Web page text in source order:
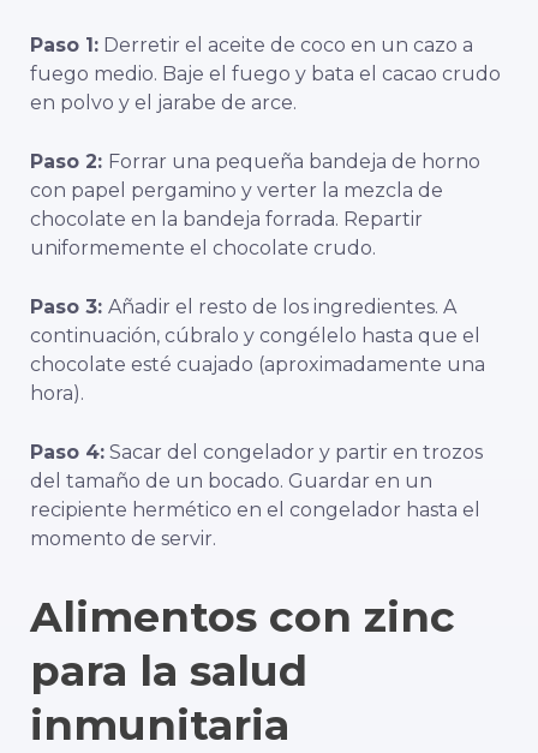
Paso 1: Derretir el aceite de coco en un cazo a
fuego medio. Baje el fuego y bata el cacao crudo
en polvo y el jarabe de arce.
Paso 2: Forrar una pequeña bandeja de horno
con papel pergamino y verter la mezcla de
chocolate en la bandeja forrada. Repartir
uniformemente el chocolate crudo.
Paso 3: Añadir el resto de los ingredientes. A
continuación, cúbralo y congélelo hasta que el
chocolate esté cuajado (aproximadamente una
hora).
Paso 4: Sacar del congelador y partir en trozos
del tamaño de un bocado. Guardar en un
recipiente hermético en el congelador hasta el
momento de servir.
Alimentos con zinc
para la salud
inmunitaria